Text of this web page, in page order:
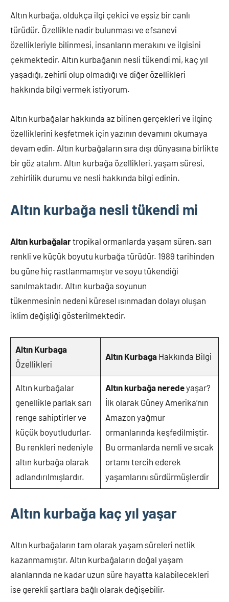
Altın kurbağa, oldukça ilgi çekici ve eşsiz bir canlı
türüdür. Özellikle nadir bulunması ve efsanevi
özellikleriyle bilinmesi, insanların merakını ve ilgisini
çekmektedir. Altın kurbağanın nesli tükendi mi, kaç yıl
yaşadığı, zehirli olup olmadığı ve diğer özellikleri
hakkında bilgi vermek istiyorum.
Altın kurbağalar hakkında az bilinen gerçekleri ve ilginç
özelliklerini keşfetmek için yazının devamını okumaya
devam edin. Altın kurbağaların sıra dışı dünyasına birlikte
bir göz atalım. Altın kurbağa özellikleri, yaşam süresi,
zehirlilik durumu ve nesli hakkında bilgi edinin.
Altın kurbağa nesli tükendi mi
Altın kurbağalartropikal ormanlarda yaşam süren, sarı
renkli ve küçük boyutu kurbağa türüdür. 1989 tarihinden
bu güne hiç rastlanmamıştır ve soyu tükendiği
sanılmaktadır. Altın kurbağa soyunun
tükenmesinin nedeni küresel ısınmadan dolayı oluşan
iklim değişliği gösterilmektedir.
Altın Kurbaga
Özellikleri
Altın KurbagaHakkında Bilgi
Altın kurbağalar
genellikle parlak sarı
renge sahiptirler ve
küçük boyutludurlar.
Bu renkleri nedeniyle
altın kurbağa olarak
adlandırılmışlardır.
Altın kurbağa neredeyaşar?
İlk olarak Güney Amerika’nın
Amazon yağmur
ormanlarında keşfedilmiştir.
Bu ormanlarda nemli ve sıcak
ortamı tercih ederek
yaşamlarını sürdürmüşlerdir
Altın kurbağa kaç yıl yaşar
Altın kurbağaların tam olarak yaşam süreleri netlik
kazanmamıştır. Altın kurbağaların doğal yaşam
alanlarında ne kadar uzun süre hayatta kalabilecekleri
ise gerekli şartlara bağlı olarak değişebilir.